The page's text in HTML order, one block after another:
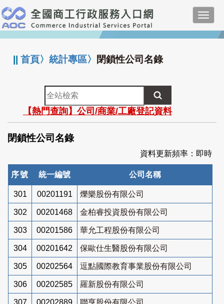
跳
到
主
要
:::
||首頁〉統計專區〉 閉鎖性公司名錄
全
站
檢
索
【熱門查詢】公司/商業/工廠登記資料
閉鎖性公司名錄
資料更新頻率：即時
序號 統一編號 公司名稱
301 00201191 爍樂股份有限公司
302 00201468 金柏睿投資股份有限公司
303 00201586 華允工程股份有限公司
304 00201642 保歐仕生醫股份有限公司
305 00202564 逗點國際教育事業股份有限公司
306 00202585 羅新股份有限公司
307 00202889 聯亨股份有限公司